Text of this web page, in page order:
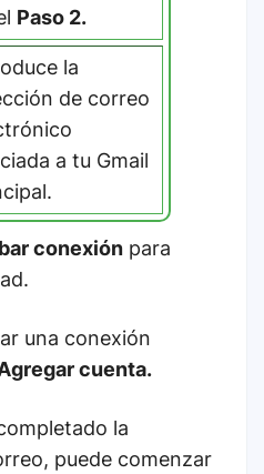
Paso 2.
la
de correo
a tu Gmail
conexión para
una conexión
cuenta.
la
puede comenzar